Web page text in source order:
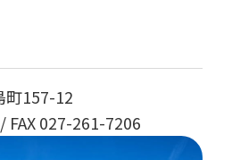
町157-12
/ FAX 027-261-7206